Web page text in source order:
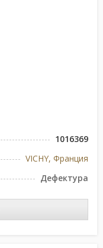
1016369
VICHY, Франция
Дефектура